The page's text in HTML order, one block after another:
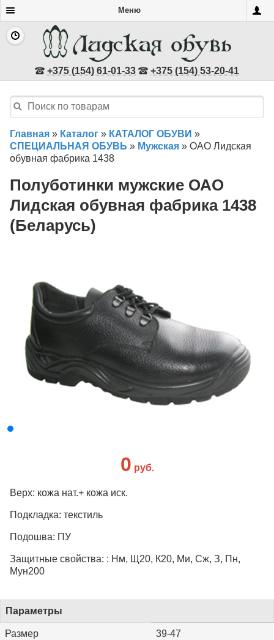
Меню
+375 (154) 61-01-33 +375 (154) 53-20-41
Главная » Каталог » КАТАЛОГ ОБУВИ »
СПЕЦИАЛЬНАЯ ОБУВЬ » Мужская » ОАО Лидская
обувная фабрика 1438
Полуботинки мужские ОАО
Лидская обувная фабрика 1438
(Беларусь)
0 руб.
Верх: кожа нат.+ кожа иск.
Подкладка: текстиль
Подошва: ПУ
Защитные свойства: : Нм, Щ20, К20, Ми, Сж, З, Пн,
Мун200
Параметры
Размер 39-47